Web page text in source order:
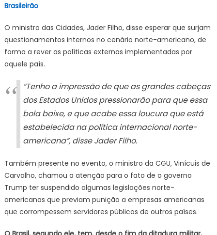
Brasileirão
O ministro das Cidades, Jader Filho, disse esperar que surjam
questionamentos internos no cenário norte-americano, de
forma a rever as políticas externas implementadas por
aquele país.
“Tenho a impressão de que as grandes cabeças
dos Estados Unidos pressionarão para que essa
bola baixe, e que acabe essa loucura que está
estabelecida na política internacional norte-
americana”, disse Jader Filho.
Também presente no evento, o ministro da CGU, Vinícuis de
Carvalho, chamou a atenção para o fato de o governo
Trump ter suspendido algumas legislações norte-
americanas que previam punição a empresas americanas
que corrompessem servidores públicos de outros países.